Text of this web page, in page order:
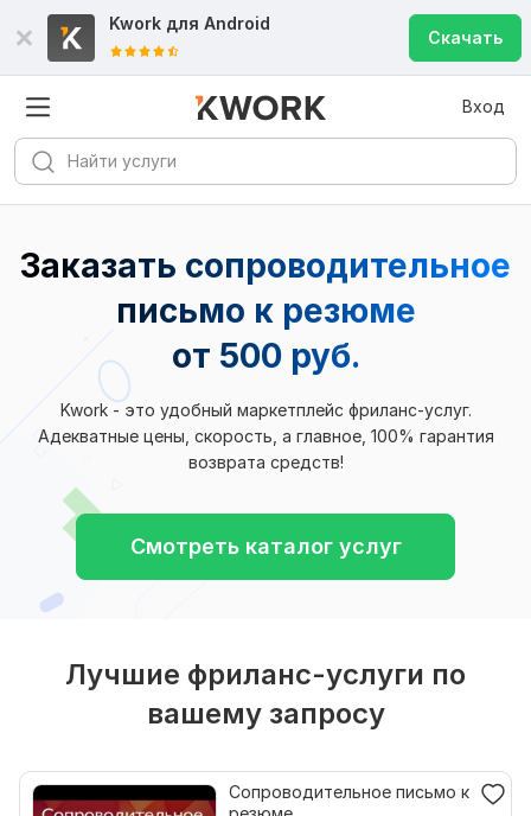
Kwork для Android
Скачать
Вход
Заказать сопроводительное
письмо к резюме
от 500 руб.
Kwork - это удобный маркетплейс фриланс-услуг.
Адекватные цены, скорость, а главное, 100% гарантия
возврата средств!
Смотреть каталог услуг
Лучшие фриланс-услуги по
вашему запросу
Сопроводительное письмо к